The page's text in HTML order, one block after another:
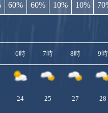
60% 60% 10% 10%
6時 7時 8時 9時
24 25 27 28